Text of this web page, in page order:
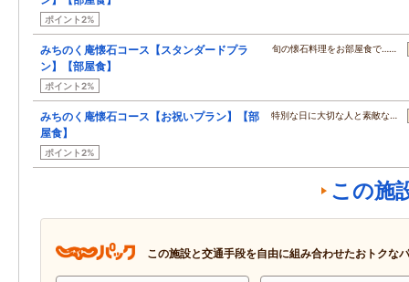
ポイント2%
みちのく庵懐石コース【スタンダードプラ
ン】【部屋食】
ポイント2%
旬の懐石料理をお部屋食で……
みちのく庵懐石コース【お祝いプラン】【部
屋食】
ポイント2%
特別な日に大切な人と素敵な…
この施
この施設と交通手段を自由に組み合わせたおトクな